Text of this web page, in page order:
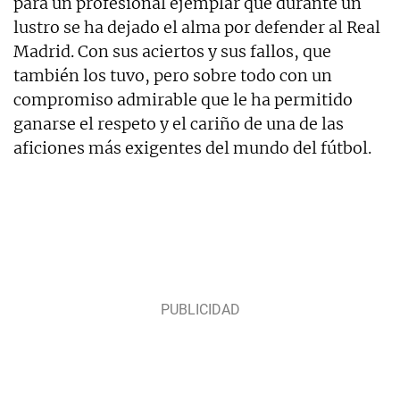
lustro se ha dejado el alma por defender al Real
Madrid. Con sus aciertos y sus fallos, que
también los tuvo, pero sobre todo con un
compromiso admirable que le ha permitido
ganarse el respeto y el cariño de una de las
aficiones más exigentes del mundo del fútbol.